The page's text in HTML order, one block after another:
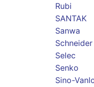
Rubi
SANTAK
Sanwa
Schneider
Selec
Senko
Sino-